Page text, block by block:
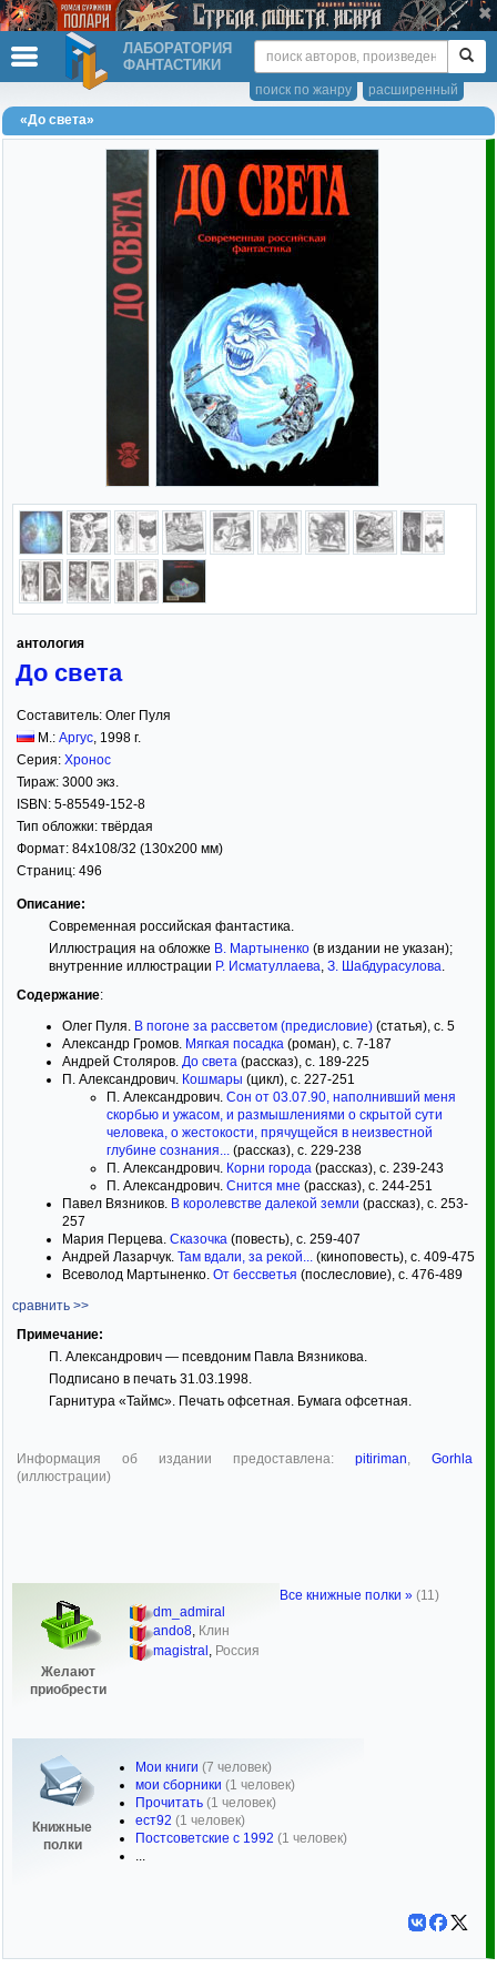
ЛАБОРАТОРИЯ
ФАНТАСТИКИ
расширенный
поиск по жанру
«До света»
антология
До света
Составитель: Олег Пуля
М.: Аргус, 1998 г.
Серия: Хронос
Тираж: 3000 экз.
ISBN: 5-85549-152-8
Тип обложки: твёрдая
Формат: 84x108/32 (130x200 мм)
Страниц: 496
Описание:
Современная российская фантастика.
Иллюстрация на обложке В. Мартыненко(в издании не указан);
внутренние иллюстрации Р. Исматуллаева, З. Шабдурасулова.
Содержание:
Олег Пуля. В погоне за рассветом (предисловие) (статья), с. 5
Александр Громов. Мягкая посадка (роман), с. 7-187
Андрей Столяров. До света (рассказ), с. 189-225
П. Александрович. Кошмары (цикл), с. 227-251
П. Александрович. Сон от 03.07.90, наполнивший меня
скорбью и ужасом, и размышлениями о скрытой сути
человека, о жестокости, прячущейся в неизвестной
глубине сознания... (рассказ), с. 229-238
П. Александрович. Корни города (рассказ), с. 239-243
П. Александрович. Снится мне (рассказ), с. 244-251
Павел Вязников. В королевстве далекой земли (рассказ), с. 253-
257
Мария Перцева. Сказочка (повесть), с. 259-407
Андрей Лазарчук. Там вдали, за рекой... (киноповесть), с. 409-475
Всеволод Мартыненко. От бессветья (послесловие), с. 476-489
сравнить >>
Примечание:
П. Александрович — псевдоним Павла Вязникова.
Подписано в печать 31.03.1998.
Гарнитура «Таймс». Печать офсетная. Бумага офсетная.
Информация об издании предоставлена: pitiriman, Gorhla
(иллюстрации)
Желают
приобрести
dm_admiral
ando8, Клин
magistral Россия
Книжные
полки
Мои книги (7 человек)
мои сборники (1 человек)
Прочитать (1 человек)
ест92 (1 человек)
Постсоветские с 1992 (1 человек)
...
Все книжные полки » (11)